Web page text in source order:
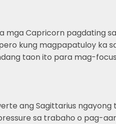
mga Capricorn pagdating
kung magpapatuloy ka
taon ito para mag-
ang Sagittarius
sa trabaho o pag-